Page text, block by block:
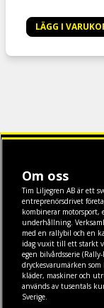
LÄGG I
Om oss
Tim Liljegren AB är ett
entreprenörsdrivet
kombinerar motorsport,
underhållning.
med en rallybil och en
idag vuxit till ett starkt
egen bilvårdsserie
dryckesvarumärken som
kläder, maskineroch
används av tusentals
Sverige.